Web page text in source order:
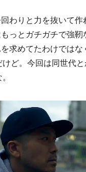
わりと力を抜いて作
っとガチガチで強靭
求めてたわけでは
ど。今回は同世代